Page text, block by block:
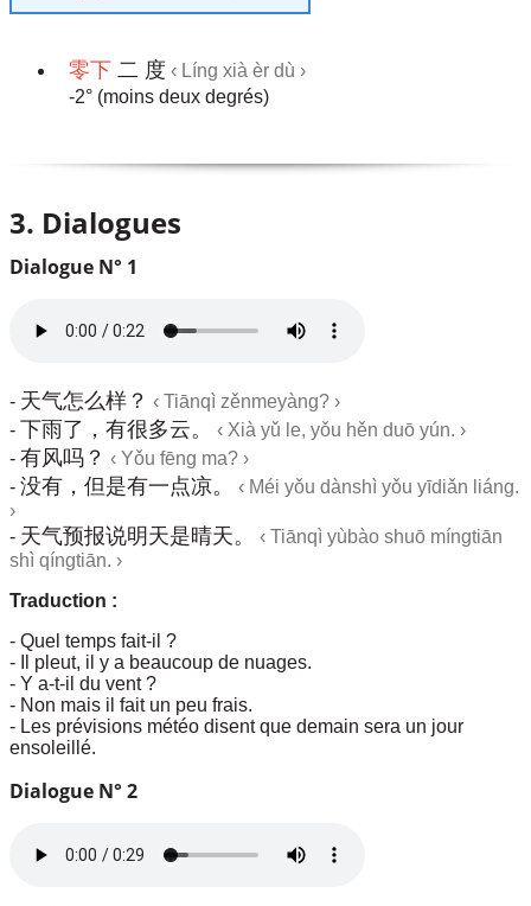
零下 二 度 ‹ Líng xià èr dù ›
-2° (moins deux degrés)
3. Dialogues
Dialogue N° 1
- 天气怎么样？ ‹ Tiānqì zěnmeyàng? ›
- 下雨了，有很多云。
‹ Xià yǔ le, yǒu hěn duō yún. ›
- 有风吗？ ‹ Yǒu fēng ma? ›
- 没有，但是有一点凉。
‹ Méi yǒu dànshì yǒu yīdiǎn liáng.
›
- 天气预报说明天是晴天。
‹ Tiānqì yùbào shuō míngtiān
shì qíngtiān. ›
Traduction :
- Quel temps fait-il ?
- Il pleut, il y a beaucoup de nuages.
- Y a-t-il du vent ?
- Non mais il fait un peu frais.
- Les prévisions météo disent que demain sera un jour
ensoleillé.
Dialogue N° 2